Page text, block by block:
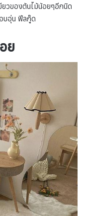
วของต้นไม้น้อยๆอีกนิด
บอุ่น ฟีลกู๊ด
ย